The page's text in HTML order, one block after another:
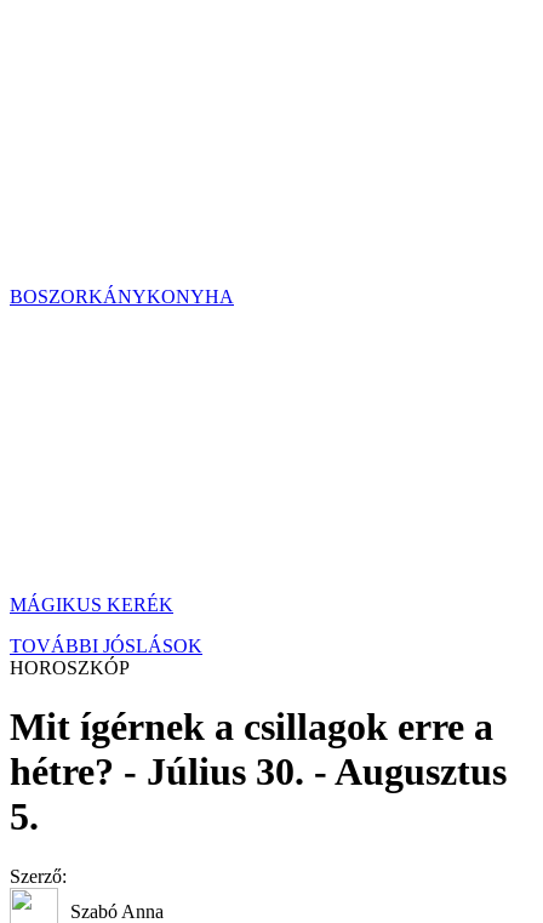
BOSZORKÁNYKONYHA
MÁGIKUS KERÉK
TOVÁBBI JÓSLÁSOK
HOROSZKÓP
Mit ígérnek a csillagok erre a
hétre? - Július 30. - Augusztus
5.
Szerző:
Szabó Anna